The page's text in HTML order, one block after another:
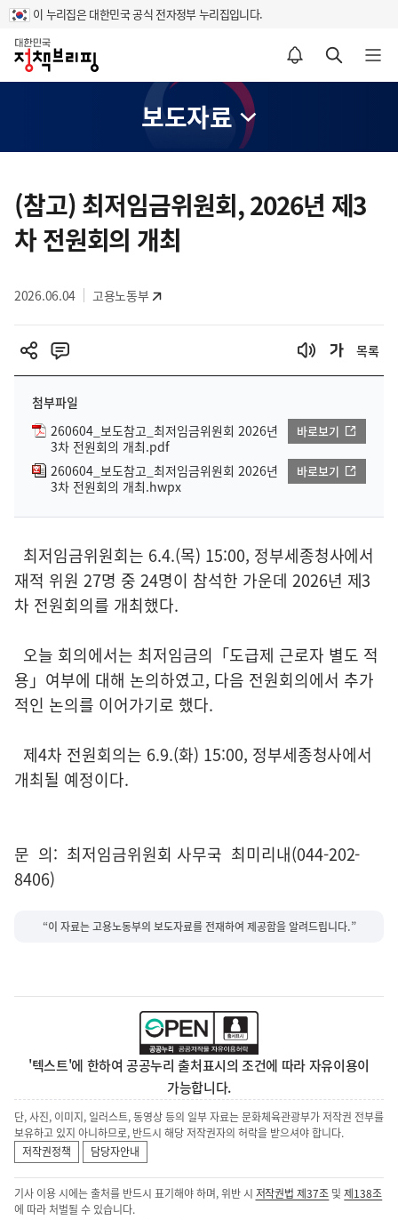
이 누리집은 대한민국 공식 전자정부 누리집입니다.
홈
알림설정 바로가기 검색 바로가기 메뉴 열기
보도자료
텐
츠
영
(참고) 최저임금위원회, 2026년 제3
차 전원회의 개최
2026.06.04 고용노동부
목록
첨부파일
260604_보도참고_최저임금위원회 2026년
3차 전원회의 개최.pdf
바로보기
260604_보도참고_최저임금위원회 2026년
3차 전원회의 개최.hwpx
바로보기
최저임금위원회는 6.4.(목) 15:00, 정부세종청사에서
재적 위원 27명 중 24명이 참석한 가운데 2026년 제3
차 전원회의를 개최했다.
오늘 회의에서는 최저임금의「도급제 근로자 별도 적
용」여부에 대해 논의하였고, 다음 전원회의에서 추가
적인 논의를 이어가기로 했다.
제4차 전원회의는 6.9.(화) 15:00, 정부세종청사에서
개최될 예정이다.
문 의: 최저임금위원회 사무국 최미리내(044-202-
8406)
“이 자료는 고용노동부의 보도자료를 전재하여 제공함을 알려드립니다.”
'텍스트'에 한하여 공공누리 출처표시의 조건에 따라 자유이용이
가능합니다.
단, 사진, 이미지, 일러스트, 동영상 등의 일부 자료는 문화체육관광부가 저작권 전부를
보유하고 있지 아니하므로, 반드시 해당 저작권자의 허락을 받으셔야 합니다.
저작권정책
담당자안내
기사 이용 시에는 출처를 반드시 표기해야 하며, 위반 시 저작권법 제37조 및제138조
에 따라 처벌될 수 있습니다.